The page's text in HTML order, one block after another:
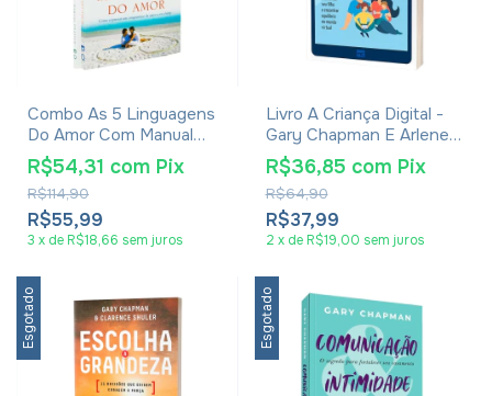
Combo As 5 Linguagens
Do Amor Com Manual
Prático - Gary Chapman
R$55,99
R$114,90
R$54,31 com Pix
3 x de R$18,66 sem juros
Livro A Criança Digital -
Gary Chapman E Arlene
Pellicane
R$37,99
R$64,90
R$36,85 com Pix
2 x de R$19,00 sem juros
Esgotado Esgotado